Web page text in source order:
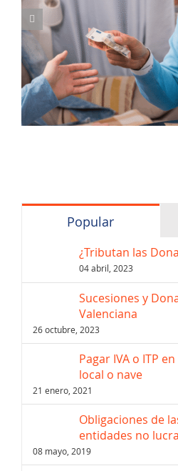
Popular
¿Tributan las
04 abril, 2023
Sucesiones y
Valenciana
26 octubre, 2023
Pagar IVA o ITP
local o nave
21 enero, 2021
Obligaciones de
entidades no
08 mayo, 2019